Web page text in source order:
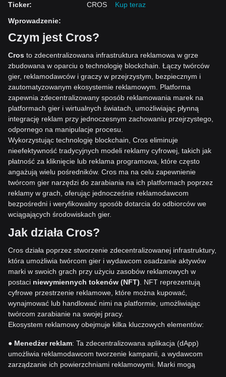
Ticker: CROS
Kup teraz
Wprowadzenie:
Czym jest Cros?
Cros to zdecentralizowana infrastruktura reklamowa w grze
zbudowana w oparciu o technologię blockchain. Łączy twórców
gier, reklamodawców i graczy w przejrzystym, bezpiecznym i
zautomatyzowanym ekosystemie reklamowym. Platforma
zapewnia zdecentralizowany sposób reklamowania marek na
platformach gier i wirtualnych światach, umożliwiając płynną
integrację reklam przy jednoczesnym zachowaniu przejrzystego,
odpornego na manipulacje procesu.
Wykorzystując technologię blockchain, Cros eliminuje
nieefektywność tradycyjnych modeli reklamy cyfrowej, takich jak
płatność za kliknięcie lub reklama programowa, które często
angażują wielu pośredników. Cros ma na celu zapewnienie
twórcom gier narzędzi do zarabiania na ich platformach poprzez
reklamy w grach, oferując jednocześnie reklamodawcom
bezpośredni i weryfikowalny sposób dotarcia do odbiorców we
wciągających środowiskach gier.
Jak działa Cros?
Cros działa poprzez stworzenie zdecentralizowanej infrastruktury,
która umożliwia twórcom gier i wydawcom osadzanie aktywów
marki w swoich grach przy użyciu zasobów reklamowych w
postaci niewymiennych tokenów (NFT) . NFT reprezentują
cyfrowe przestrzenie reklamowe, które można kupować,
wynajmować lub handlować nimi na platformie, umożliwiając
twórcom zarabianie na swojej pracy.
Ekosystem reklamowy obejmuje kilka kluczowych elementów:
● Menedżer reklam: Ta zdecentralizowana aplikacja (dApp)
umożliwia reklamodawcom tworzenie kampanii, a wydawcom
zarządzanie ich powierzchniami reklamowymi. Marki mogą